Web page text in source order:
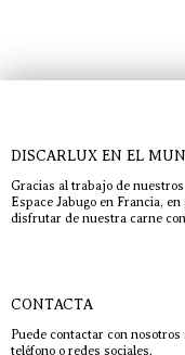
DISCARLUX EN EL
Gracias al trabajo de
Espace Jabugo en Francia,
disfrutar de nuestra carne
CONTACTA
Puede contactar con
teléfono o redes sociales.